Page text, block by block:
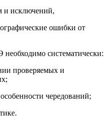
и исключений,
ошибки от
систематически:
проверяемых и
чередований;